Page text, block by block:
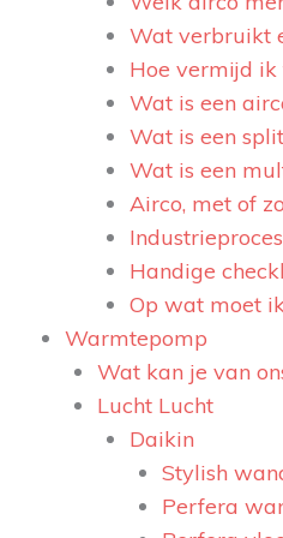
Wat verbruikt
Hoe vermijd ik
Wat is een
Wat is een
Wat is een
Airco, met of
Handige
Op wat moet
Warmtepomp
Wat kan je van
Lucht Lucht
Daikin
Stylish
Perfera